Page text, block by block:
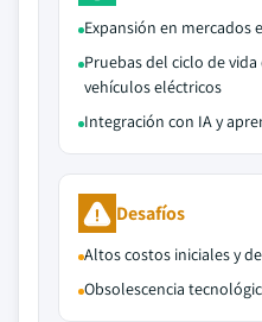
Expansión en mercados
Pruebas del ciclo de
vehículos eléctricos
Integración con IA y
Desafíos
Altos costos iniciales y
Obsolescencia